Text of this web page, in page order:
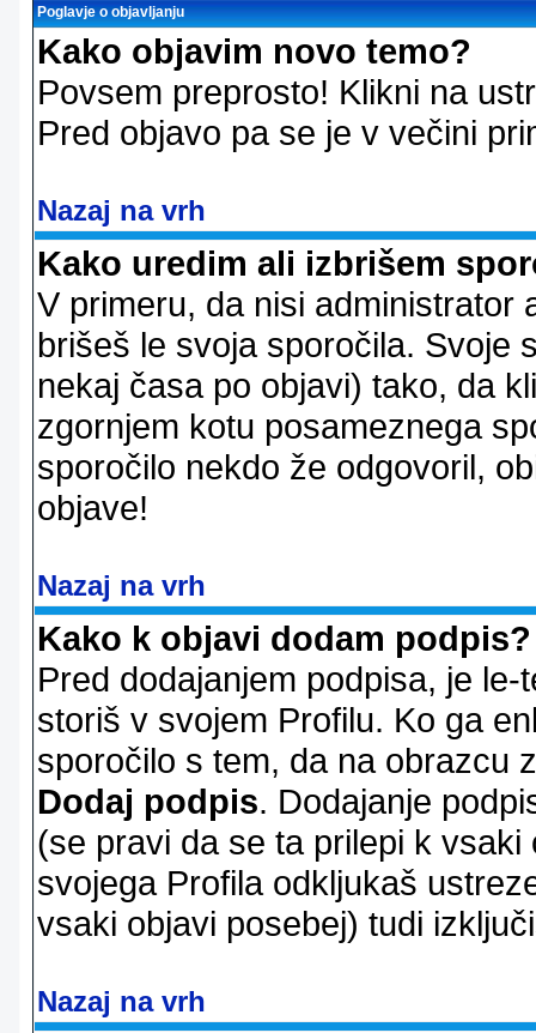
Poglavje o objavljanju
Kako objavim novo temo?
Povsem preprosto! Klikni na
Pred objavo pa se je v večini
Nazaj na vrh
Kako uredim ali izbrišem
V primeru, da nisi administrator
brišeš le svoja sporočila. Svoje
nekaj časa po objavi) tako, da
zgornjem kotu posameznega
sporočilo nekdo že odgovoril,
objave!
Nazaj na vrh
Kako k objavi dodam podpis?
Pred dodajanjem podpisa, je
storiš v svojem Profilu. Ko ga
sporočilo s tem, da na obrazcu
Dodaj podpis. Dodajanje
(se pravi da se ta prilepi k
svojega Profila odkljukaš
vsaki objavi posebej) tudi
Nazaj na vrh